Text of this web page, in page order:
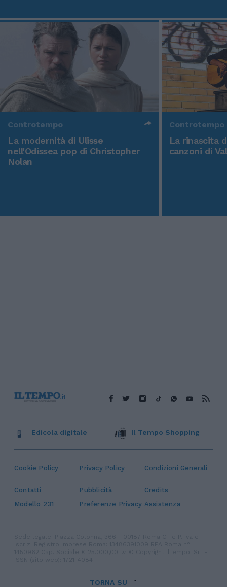
Controtempo
La modernità di Ulisse
nell'Odissea pop di Christopher
Nolan
Controtempo
La rinascita
canzoni di
Cookie Policy Privacy Policy Condizioni Generali
Contatti Pubblicità
Credits
Modello 231
Preferenze Privacy Assistenza
Edicola digitale Il Tempo Shopping
TORNA SU